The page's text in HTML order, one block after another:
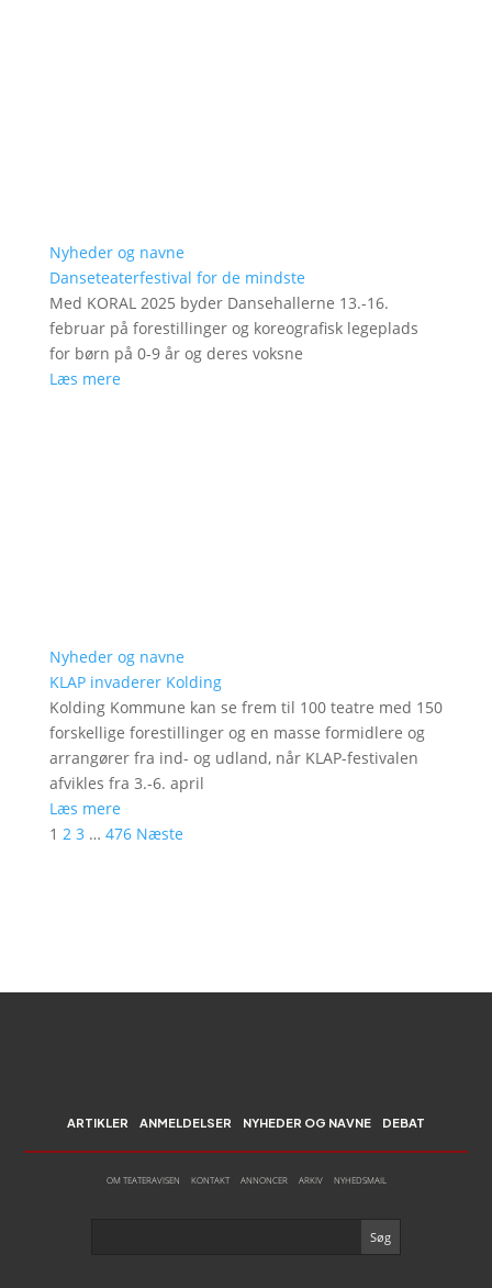
Nyheder og navne
Danseteaterfestival for de mindste
Med KORAL 2025 byder Dansehallerne 13.-16.
februar på forestillinger og koreografisk legeplads
for børn på 0-9 år og deres voksne
Læs mere
Nyheder og navne
KLAP invaderer Kolding
Kolding Kommune kan se frem til 100 teatre med 150
forskellige forestillinger og en masse formidlere og
arrangører fra ind- og udland, når KLAP-festivalen
afvikles fra 3.-6. april
Læs mere
1 2 3 … 476 Næste
ARTIKLER ANMELDELSER NYHEDER OG NAVNE DEBAT
OM TEATERAVISEN KONTAKT ANNONCER ARKIV NYHEDSMAIL